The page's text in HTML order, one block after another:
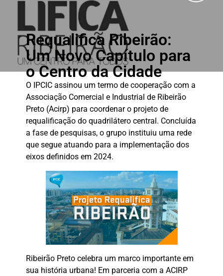
Requalifica Ribeirão:
Um Novo Capítulo para
o Centro da Cidade
O IPCIC assinou um termo de cooperação com a
Associação Comercial e Industrial de Ribeirão
Preto (Acirp) para coordenar o projeto de
requalificação do quadrilátero central. Concluída
a fase de pesquisas, o grupo instituiu uma rede
que segue atuando para a implementação dos
eixos definidos em 2024.
Ribeirão Preto celebra um marco importante em
sua história urbana! Em parceria com a ACIRP